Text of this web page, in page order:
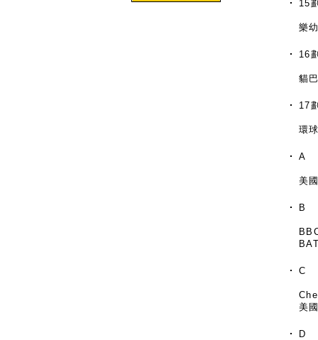
15
樂
16
貓
17
環
A
美
B
C
美
D